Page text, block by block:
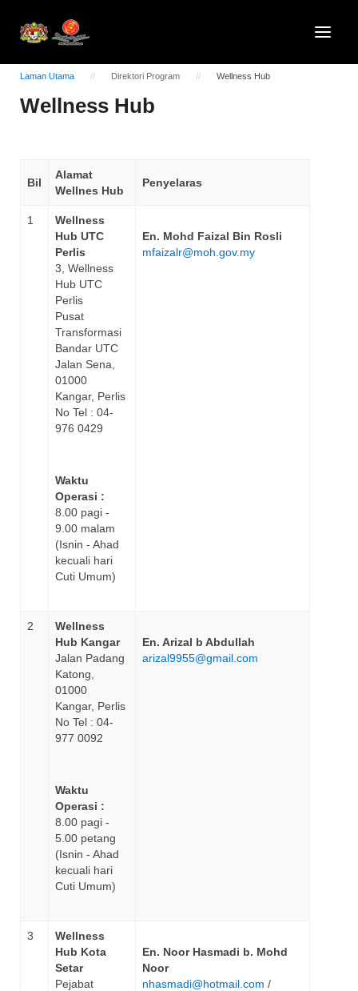
Laman Utama Direktori Program Wellness Hub
Wellness Hub
Bil
Alamat
Wellnes Hub
Penyelaras
1
Wellness
Hub UTC
Perlis
3, Wellness
Hub UTC
Perlis
Pusat
Transformasi
Bandar UTC
Jalan Sena,
01000
Kangar, Perlis
No Tel : 04-
976 0429
Waktu
Operasi :
8.00 pagi -
9.00 malam
(Isnin - Ahad
kecuali hari
Cuti Umum)
En. Mohd Faizal Bin Rosli
mfaizalr@moh.gov.my
2
Wellness
Hub Kangar
Jalan Padang
Katong,
01000
Kangar, Perlis
No Tel : 04-
977 0092
Waktu
Operasi :
8.00 pagi -
5.00 petang
(Isnin - Ahad
kecuali hari
Cuti Umum)
En. Arizal b Abdullah
arizal9955@gmail.com
3
Wellness
Hub Kota
Setar
Pejabat
En. Noor Hasmadi b. Mohd
Noor
nhasmadi@hotmail.com /